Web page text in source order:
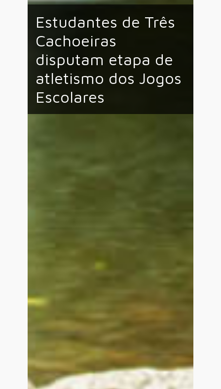
Estudantes de Três
Cachoeiras
disputam etapa de
atletismo dos Jogos
Escolares